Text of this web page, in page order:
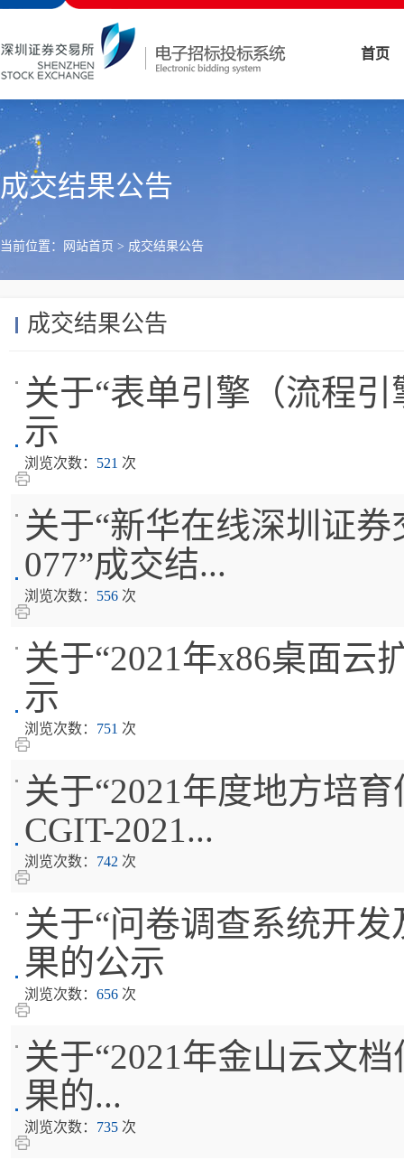
首页
成交结果公告
当前位置： 网站首页 > 成交结果公告
成交结果公告
关于“表单引擎（流程
示
浏览次数： 521 次
关于“新华在线深圳证
077”成交结...
浏览次数： 556 次
关于“2021年x86桌面云
示
浏览次数： 751 次
关于“2021年度地方培
CGIT-2021...
浏览次数： 742 次
关于“问卷调查系统开
果的公示
浏览次数： 656 次
关于“2021年金山云文
果的...
浏览次数： 735 次